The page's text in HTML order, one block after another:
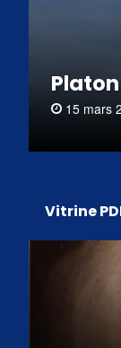
15 mars
Vitrine